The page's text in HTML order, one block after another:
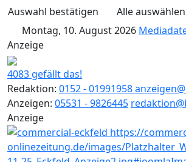
Auswahl bestätigen
Alle auswählen
Montag, 10. August 2026
Anzeige
4083 gefällt das!
Redaktion: 0152 - 01991958
Anzeigen: 05531 - 9826445
Anzeige